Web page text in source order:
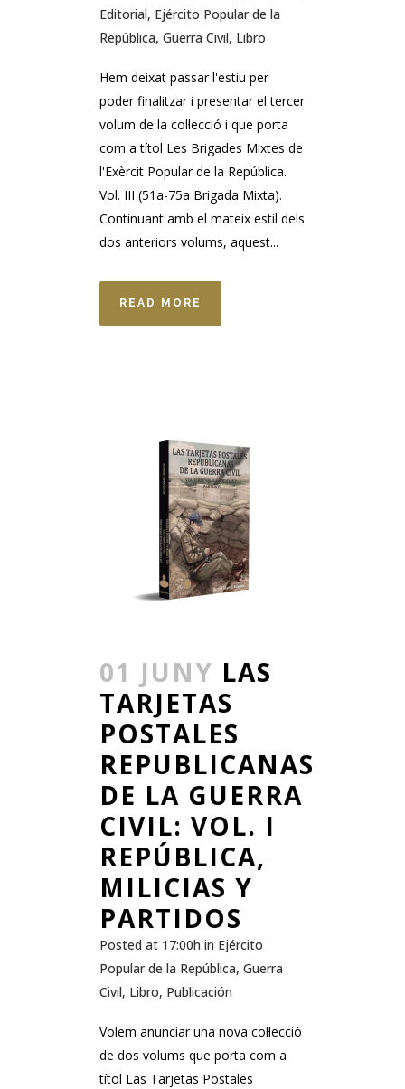
Editorial, Ejército Popular de la
República, Guerra Civil, Libro
Hem deixat passar l'estiu per
poder finalitzar i presentar el tercer
volum de la col·lecció i que porta
com a títol Les Brigades Mixtes de
l'Exèrcit Popular de la República.
Vol. III (51a-75a Brigada Mixta).
Continuant amb el mateix estil dels
dos anteriors volums, aquest...
READ MORE
01 JUNY LAS
TARJETAS
POSTALES
REPUBLICANAS
DE LA GUERRA
CIVIL: VOL. I
REPÚBLICA,
MILICIAS Y
PARTIDOS
Posted at 17:00h in Ejército
Popular de la República, Guerra
Civil, Libro, Publicación
Volem anunciar una nova col·lecció
de dos volums que porta com a
títol Las Tarjetas Postales